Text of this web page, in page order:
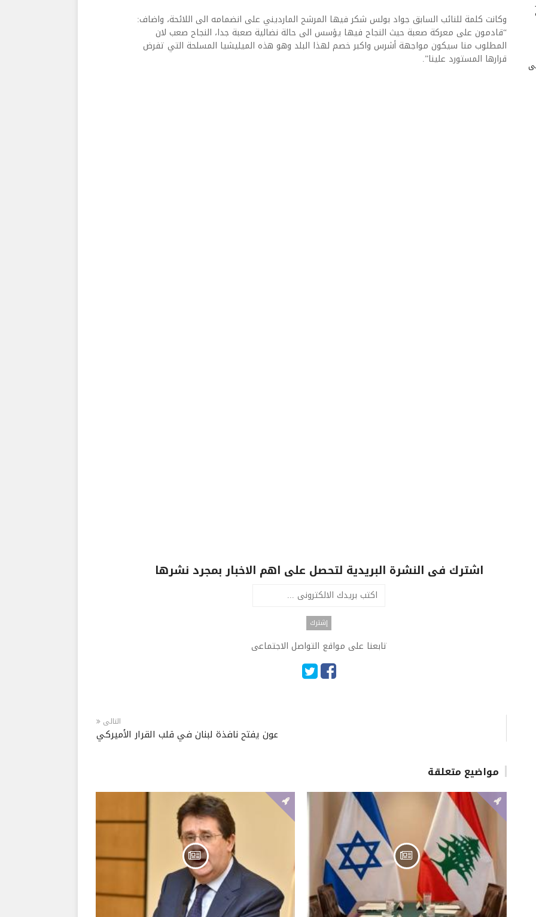
وكانت كلمة للنائب السابق جواد بولس شكر فيها المرشح المارديني على انضمامه الى اللائحة، واضاف:
“قادمون على معركة صعبة حيث النجاح فيها يؤسس الى حالة نضالية صعبة جدا، النجاح صعب لان
المطلوب منا سيكون مواجهة أشرس واكبر خصم لهذا البلد وهو هذه الميليشيا المسلحة التي تفرض
قرارها المستورد علينا”.
اشترك فى النشرة البريدية لتحصل على اهم الاخبار بمجرد نشرها
تابعنا على مواقع التواصل الاجتماعى
التالى
عون يفتح نافذة لبنان في قلب القرار الأميركي
مواضيع متعلقة